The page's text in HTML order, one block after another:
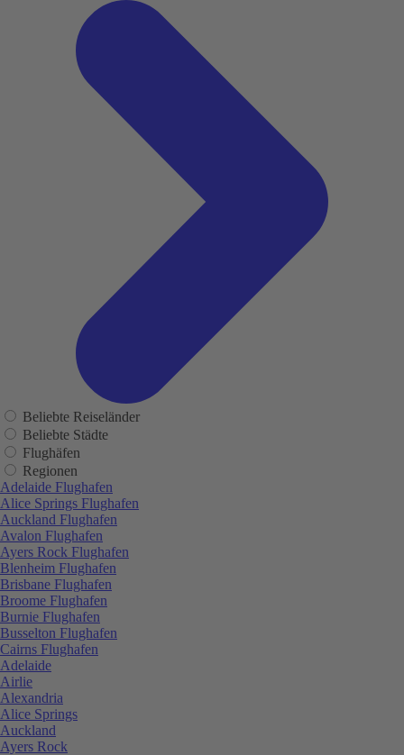
Beliebte Reiseländer
Beliebte Städte
Flughäfen
Regionen
Adelaide Flughafen
Alice Springs Flughafen
Auckland Flughafen
Avalon Flughafen
Ayers Rock Flughafen
Blenheim Flughafen
Brisbane Flughafen
Broome Flughafen
Burnie Flughafen
Busselton Flughafen
Cairns Flughafen
Adelaide
Airlie
Alexandria
Alice Springs
Auckland
Ayers Rock